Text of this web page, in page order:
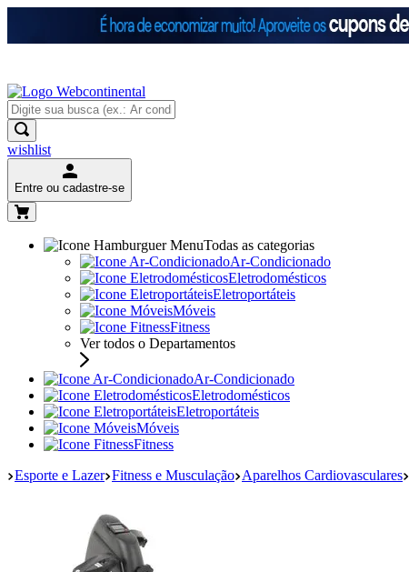
wishlist
Entre ou cadastre-se
Todas as categorias
Ar-Condicionado
Eletrodomésticos
Eletroportáteis
Móveis
Fitness
Ver todos o Departamentos
Ar-Condicionado
Eletrodomésticos
Eletroportáteis
Móveis
Fitness
Esporte e Lazer Fitness e Musculação Aparelhos Cardiovasculares